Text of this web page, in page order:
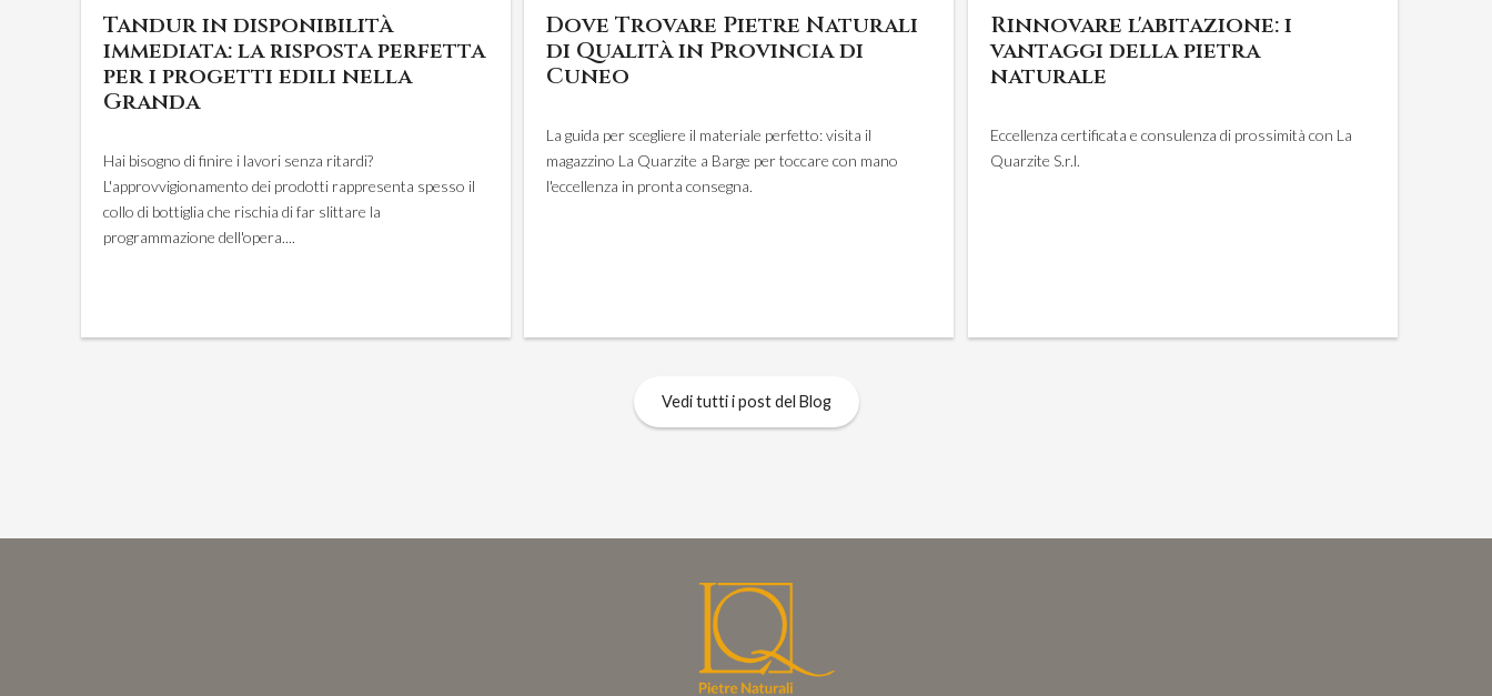
Tandur in disponibilità
immediata: la risposta perfetta
per i progetti edili nella
Granda
Hai bisogno di finire i lavori senza ritardi?
L'approvvigionamento dei prodotti rappresenta spesso il
collo di bottiglia che rischia di far slittare la
programmazione dell'opera....
Dove Trovare Pietre Naturali
di Qualità in Provincia di
Cuneo
La guida per scegliere il materiale perfetto: visita il
magazzino La Quarzite a Barge per toccare con mano
l'eccellenza in pronta consegna.
Rinnovare l'abitazione: i
vantaggi della pietra
naturale
Eccellenza certificata e consulenza di prossimità con La
Quarzite S.r.l.
Vedi tutti i post del Blog